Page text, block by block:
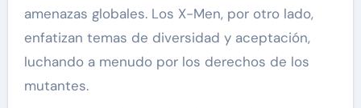
amenazas globales. Los X-Men, por otro lado,
enfatizan temas de diversidad y aceptación,
luchando a menudo por los derechos de los
mutantes.